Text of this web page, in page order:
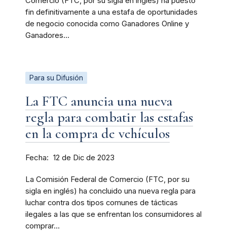
fin definitivamente a una estafa de oportunidades
de negocio conocida como Ganadores Online y
Ganadores...
Para su Difusión
La FTC anuncia una nueva
regla para combatir las estafas
en la compra de vehículos
Fecha 12 de Dic de 2023
La Comisión Federal de Comercio (FTC, por su
sigla en inglés) ha concluido una nueva regla para
luchar contra dos tipos comunes de tácticas
ilegales a las que se enfrentan los consumidores al
comprar...